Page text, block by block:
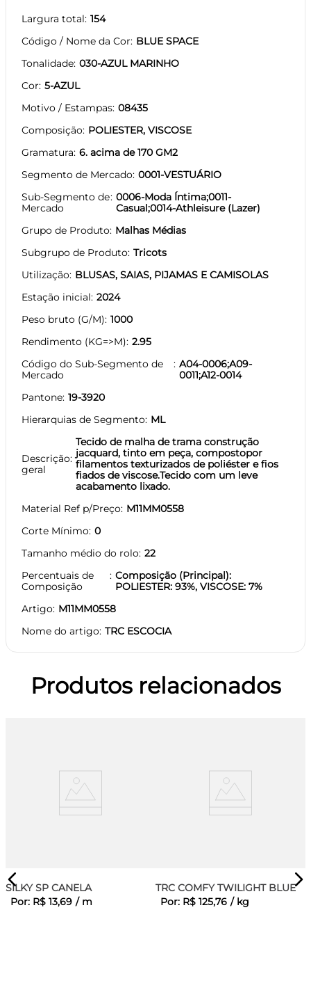
Largura total 154
Código / Nome da Cor BLUE SPACE
Tonalidade 030-AZUL MARINHO
Cor 5-AZUL
Motivo / Estampas 08435
Composição POLIESTER, VISCOSE
Gramatura 6. acima de 170 GM2
Segmento de Mercado 0001-VESTUÁRIO
Sub-Segmento de
Mercado
0006-Moda Íntima;0011-
Casual;0014-Athleisure (Lazer)
Grupo de Produto Malhas Médias
Subgrupo de Produto Tricots
Utilização BLUSAS, SAIAS, PIJAMAS E CAMISOLAS
Estação inicial 2024
Peso bruto (G/M) 1000
Rendimento (KG=>M) 2.95
Código do Sub-Segmento de
Mercado
A04-0006;A09-
0011;A12-0014
Pantone 19-3920
Hierarquias de Segmento ML
Descrição
geral
Tecido de malha de trama construção
jacquard, tinto em peça, compostopor
filamentos texturizados de poliéster e fios
fiados de viscose.Tecido com um leve
acabamento lixado.
Material Ref p/Preço M11MM0558
Corte Mínimo 0
Tamanho médio do rolo 22
Percentuais de
Composição
Composição (Principal):
POLIESTER: 93%, VISCOSE: 7%
Artigo M11MM0558
Nome do artigo TRC ESCOCIA
Produtos relacionados
SILKY SP CANELA
Por: R$ 13,69 / m
TRC COMFY TWILIGHT BLUE
Por: R$ 125,76 / kg